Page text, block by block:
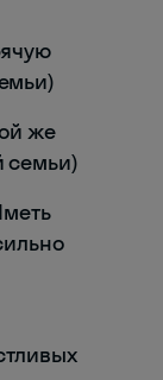
же
семьи)